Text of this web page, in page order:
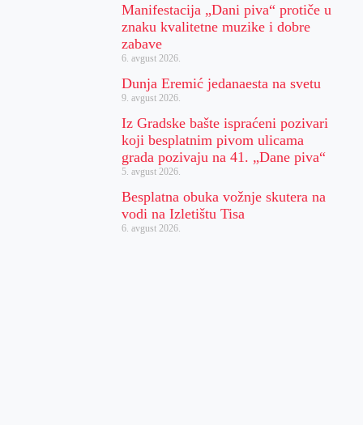
Manifestacija „Dani piva“ protiče u
znaku kvalitetne muzike i dobre
zabave
6. avgust 2026.
Dunja Eremić jedanaesta na svetu
9. avgust 2026.
Iz Gradske bašte ispraćeni pozivari
koji besplatnim pivom ulicama
grada pozivaju na 41. „Dane piva“
5. avgust 2026.
Besplatna obuka vožnje skutera na
vodi na Izletištu Tisa
6. avgust 2026.